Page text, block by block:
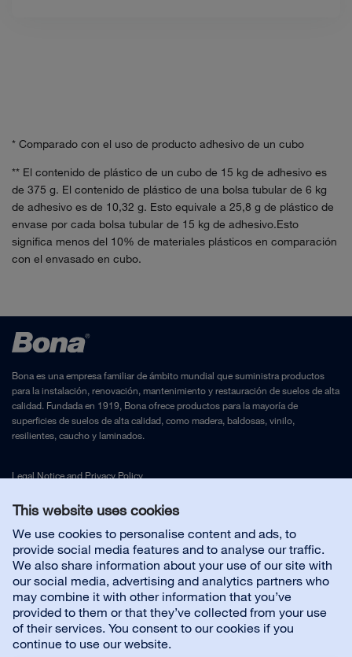
This website uses cookies
We use cookies to personalise content and ads, to
provide social media features and to analyse our traffic.
We also share information about your use of our site with
our social media, advertising and analytics partners who
may combine it with other information that you’ve
provided to them or that they’ve collected from your use
of their services. You consent to our cookies if you
continue to use our website.
* Comparado con el uso de producto adhesivo de un cubo
** El contenido de plástico de un cubo de 15 kg de adhesivo es
de 375 g. El contenido de plástico de una bolsa tubular de 6 kg
de adhesivo es de 10,32 g. Esto equivale a 25,8 g de plástico de
envase por cada bolsa tubular de 15 kg de adhesivo.Esto
significa menos del 10% de materiales plásticos en comparación
con el envasado en cubo.
Bona es una empresa familiar de ámbito mundial que suministra productos
para la instalación, renovación, mantenimiento y restauración de suelos de alta
calidad. Fundada en 1919, Bona ofrece productos para la mayoría de
superficies de suelos de alta calidad, como madera, baldosas, vinilo,
resilientes, caucho y laminados.
Legal Noticeand Privacy Policy
Contáctenos
Servicio al cliente
Sobre nosotros